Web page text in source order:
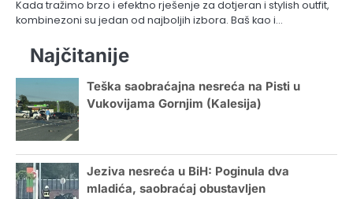
Kada tražimo brzo i efektno rješenje za dotjeran i stylish outfit,
kombinezoni su jedan od najboljih izbora. Baš kao i…
Najčitanije
Teška saobraćajna nesreća na Pisti u
Vukovijama Gornjim (Kalesija)
Jeziva nesreća u BiH: Poginula dva
mladića, saobraćaj obustavljen